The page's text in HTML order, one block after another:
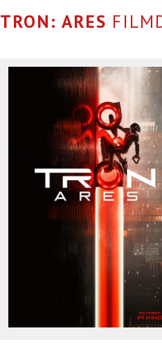
TRON: ARES